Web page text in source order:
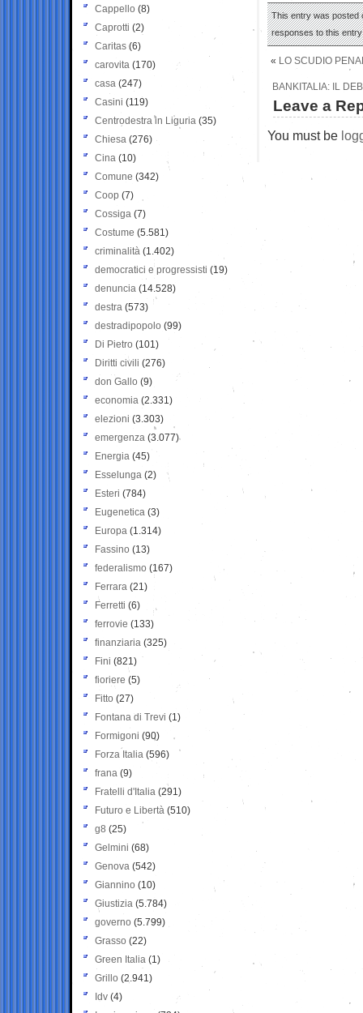
This entry was posted
responses to this
« LO SCUDIO
BANKITALIA: IL
Leave a
You must be
Cappello (8)
Caprotti (2)
Caritas (6)
carovita (170)
casa (247)
Casini (119)
Centrodestra in Liguria (35)
Chiesa (276)
Cina (10)
Comune (342)
Coop (7)
Cossiga (7)
Costume (5.581)
criminalità (1.402)
democratici e progressisti (19)
denuncia (14.528)
destra (573)
destradipopolo (99)
Di Pietro (101)
Diritti civili (276)
don Gallo (9)
economia (2.331)
elezioni (3.303)
emergenza (3.077)
Energia (45)
Esselunga (2)
Esteri (784)
Eugenetica (3)
Europa (1.314)
Fassino (13)
federalismo (167)
Ferrara (21)
Ferretti (6)
ferrovie (133)
finanziaria (325)
Fini (821)
fioriere (5)
Fitto (27)
Fontana di Trevi (1)
Formigoni (90)
Forza Italia (596)
frana (9)
Fratelli d'Italia (291)
Futuro e Libertà (510)
g8 (25)
Gelmini (68)
Genova (542)
Giannino (10)
Giustizia (5.784)
governo (5.799)
Grasso (22)
Green Italia (1)
Grillo (2.941)
Idv (4)